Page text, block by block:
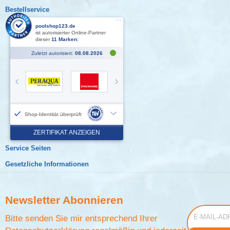
Bestellservice
Service Seiten
Gesetzliche Informationen
Newsletter Abonnieren
Bitte senden Sie mir entsprechend Ihrer
E-Mail-